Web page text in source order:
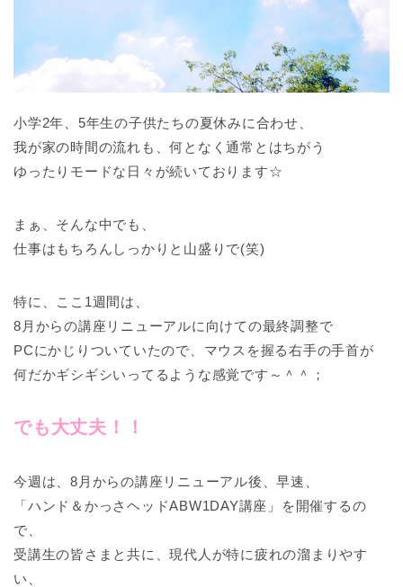
小学2年、5年生の子供たちの夏休みに合わせ、
我が家の時間の流れも、何となく通常とはちがう
ゆったりモードな日々が続いております☆
まぁ、そんな中でも、
仕事はもちろんしっかりと山盛りで(笑)
特に、ここ1週間は、
8月からの講座リニューアルに向けての最終調整で
PCにかじりついていたので、マウスを握る右手の手首が
何だかギシギシいってるような感覚です～＾＾；
でも大丈夫！！
今週は、8月からの講座リニューアル後、早速、
「ハンド＆かっさヘッドABW1DAY講座」を開催するの
で、
受講生の皆さまと共に、現代人が特に疲れの溜まりやす
い、